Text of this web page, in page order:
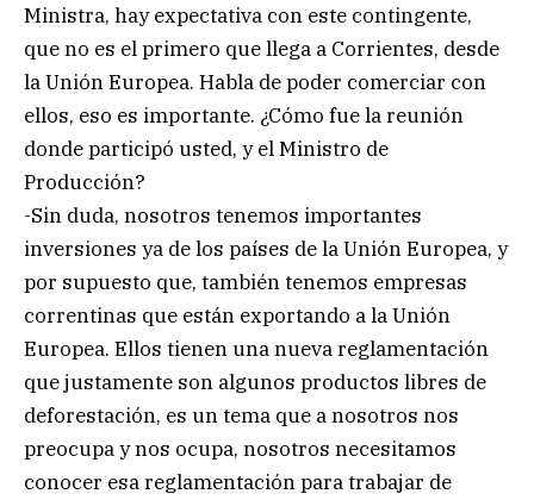
Ministra, hay expectativa con este contingente,
que no es el primero que llega a Corrientes, desde
la Unión Europea. Habla de poder comerciar con
ellos, eso es importante. ¿Cómo fue la reunión
donde participó usted, y el Ministro de
Producción?
-Sin duda, nosotros tenemos importantes
inversiones ya de los países de la Unión Europea, y
por supuesto que, también tenemos empresas
correntinas que están exportando a la Unión
Europea. Ellos tienen una nueva reglamentación
que justamente son algunos productos libres de
deforestación, es un tema que a nosotros nos
preocupa y nos ocupa, nosotros necesitamos
conocer esa reglamentación para trabajar de